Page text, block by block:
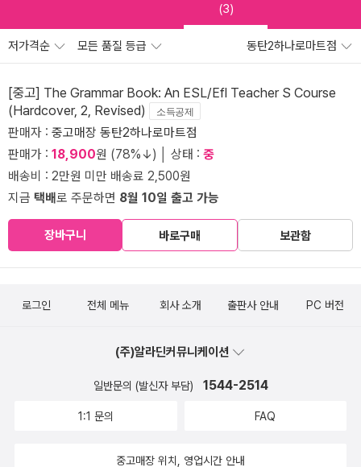
(3)
저가격순 모든 품질 등급 동탄2하나로마트점
[중고] The Grammar Book: An ESL/Efl Teacher S Course
(Hardcover, 2, Revised)
소득공제
판매자 : 중고매장 동탄2하나로마트점
판매가 : 18,900원 (78%↓) │ 상태 : 중
배송비 : 2만원 미만 배송료 2,500원
지금 택배로 주문하면 8월 10일 출고 가능
장바구니 바로구매 보관함
로그인 전체 메뉴 회사 소개 출판사 안내 PC 버전
(주)알라딘커뮤니케이션
일반문의 (발신자 부담) 1544-2514
1:1 문의 FAQ
중고매장 위치, 영업시간 안내